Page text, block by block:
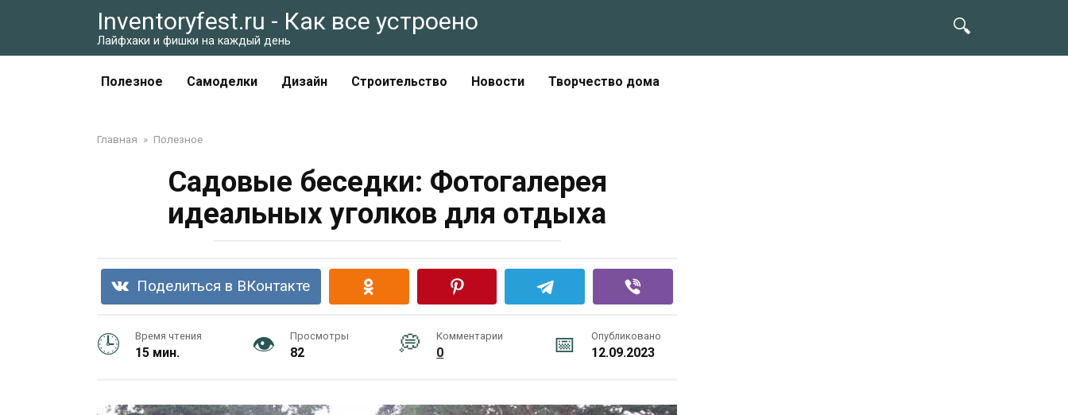
Inventoryfest.ru - Как все устроено
Лайфхаки и фишки на каждый день
Полезное Самоделки Дизайн Строительство Новости Творчество дома
Главная » Полезное
Садовые беседки: Фотогалерея
идеальных уголков для отдыха
Поделиться в ВКонтакте
Время чтения
15 мин.
Просмотры
82
Комментарии
0
Опубликовано
12.09.2023